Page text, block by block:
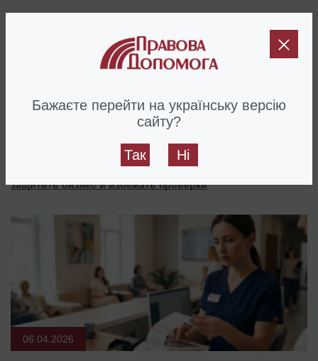
защитить бизнес и избежать проверки
06.04.2026
Бажаєте перейти на українську версію
сайту?
Так Ні